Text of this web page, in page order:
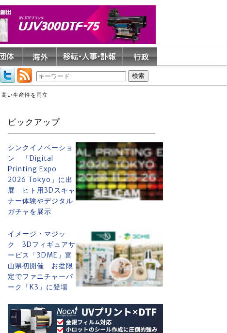
い生産性を両立
ピックアップ
シンクイノベーショ
ン 「Digital
Printing Expo
2026 Tokyo」に出
展 ヒト用3Dスキャ
ナー体験やデジタル
ガチャを展示
イメージ・マジッ
ク 3Dフィギュアサ
ービス「3DME」富
山県初開催 お盆限
定でファニチャーパ
ーク「K3」に登場